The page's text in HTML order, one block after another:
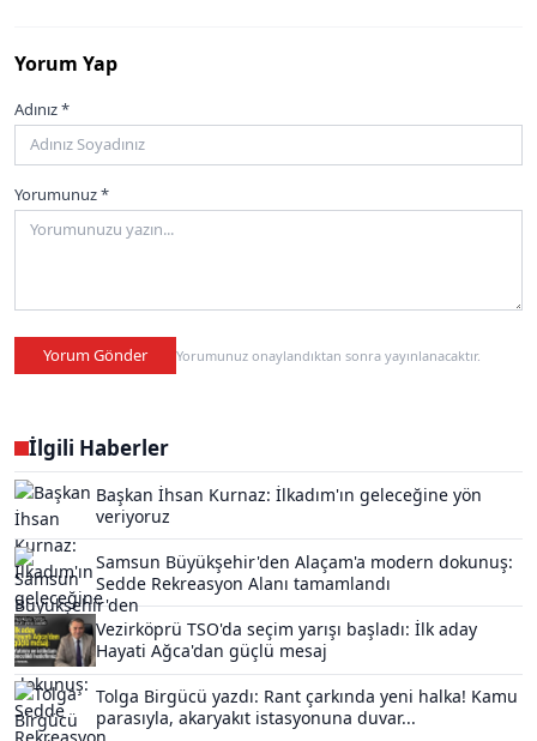
Yorum Yap
Adınız *
Yorumunuz *
Yorum Gönder Yorumunuz onaylandıktan sonra yayınlanacaktır.
İlgili Haberler
Başkan İhsan Kurnaz: İlkadım'ın geleceğine yön
veriyoruz
Samsun Büyükşehir'den Alaçam'a modern dokunuş:
Sedde Rekreasyon Alanı tamamlandı
Vezirköprü TSO'da seçim yarışı başladı: İlk aday
Hayati Ağca'dan güçlü mesaj
Tolga Birgücü yazdı: Rant çarkında yeni halka! Kamu
parasıyla, akaryakıt istasyonuna duvar...